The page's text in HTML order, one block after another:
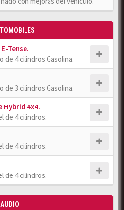
Tense.
de 4 cilindros Gasolina.
de 3 cilindros Gasolina.
Hybrid 4x4.
de 4 cilindros.
de 4 cilindros.
de 4 cilindros.